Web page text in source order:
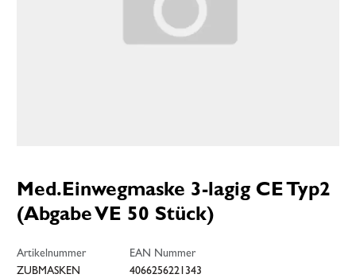
Med.Einwegmaske 3-lagig CE Typ2
(Abgabe VE 50 Stück)
Artikelnummer
ZUBMASKEN
EAN Nummer
4066256221343